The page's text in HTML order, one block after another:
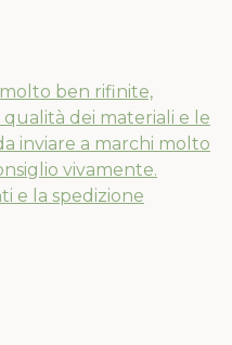
molto ben rifinite,
qualità dei materiali e le
inviare a marchi molto
vivamente.
e la spedizione